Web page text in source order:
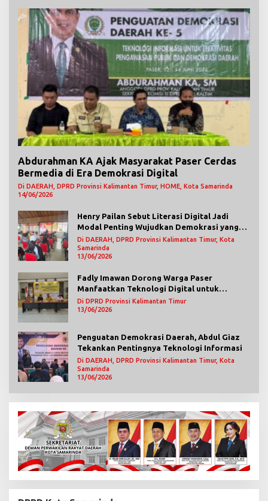
Abdurahman KA Ajak Masyarakat Paser Cerdas
Bermedia di Era Demokrasi Digital
Di DAERAH, DPRD Provinsi Kalimantan Timur, HOME, Kota Samarinda
14/06/2026
Henry Pailan Sebut Literasi Digital Jadi
Modal Penting Wujudkan Demokrasi yang
Lebih Terbuka
Di DAERAH, DPRD Provinsi Kalimantan Timur, Kota
Samarinda
13/06/2026
Fadly Imawan Dorong Warga Paser
Manfaatkan Teknologi Digital untuk
Mengawasi Jalannya Pemerintahan
Di DPRD Provinsi Kalimantan Timur
13/06/2026
Penguatan Demokrasi Daerah, Abdul Giaz
Tekankan Pentingnya Teknologi Informasi
Di DAERAH, DPRD Provinsi Kalimantan Timur, Kota
Samarinda
13/06/2026